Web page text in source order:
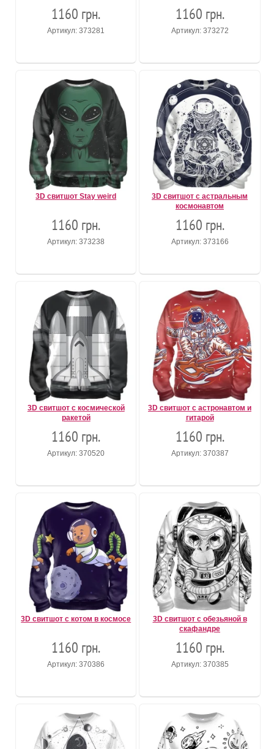
1160 грн.
Артикул: 373281
1160 грн.
Артикул: 373272
3D свитшот Stay weird
1160 грн.
Артикул: 373238
3D свитшот с астральным
космонавтом
1160 грн.
Артикул: 373166
3D свитшот с космической
ракетой
1160 грн.
Артикул: 370520
3D свитшот с астронавтом и
гитарой
1160 грн.
Артикул: 370387
3D свитшот с котом в космосе
1160 грн.
Артикул: 370386
3D свитшот с обезьяной в
скафандре
1160 грн.
Артикул: 370385